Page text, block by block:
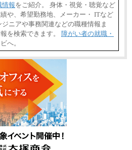
情報をご紹介。 身体・視覚・聴覚など
や、希望勤務地、メーカー・ ITなど
ニアや事務関連などの職種情報ま
を検索できます。 障がい者の就職・
へ。